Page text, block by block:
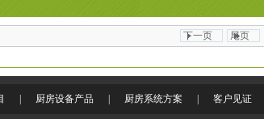
下一页 尾页
厨房设备产品 厨房系统方案 客户见证